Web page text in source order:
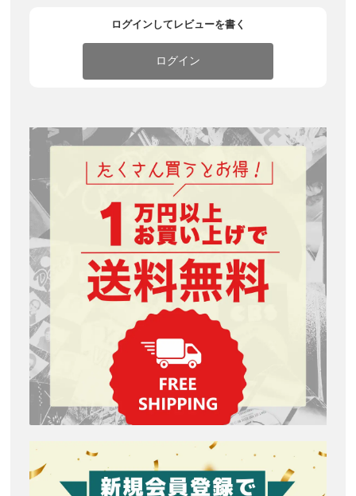
ログインしてレビューを書く
ログイン